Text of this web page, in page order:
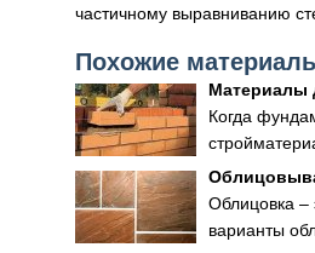
частичному выравниванию
Похожие
Материалы
Когда
Облицовка –
варианты